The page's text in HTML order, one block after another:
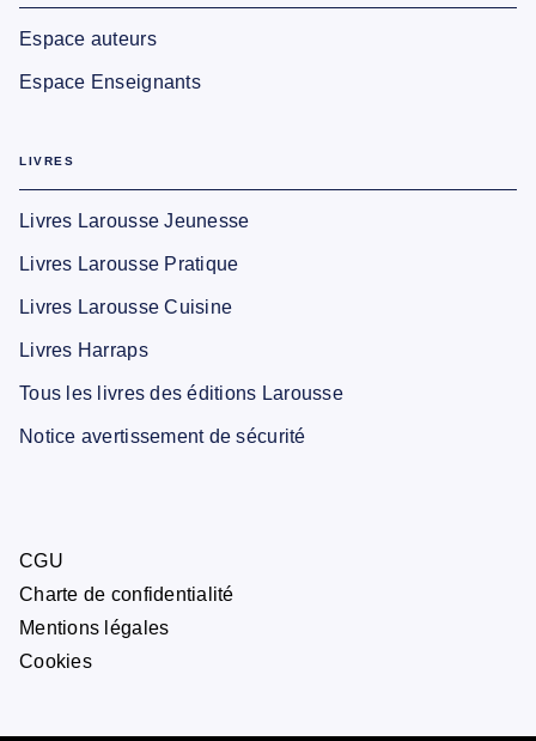
Espace auteurs
Espace Enseignants
LIVRES
Livres Larousse Jeunesse
Livres Larousse Pratique
Livres Larousse Cuisine
Livres Harraps
Tous les livres des éditions Larousse
Notice avertissement de sécurité
CGU
Charte de confidentialité
Mentions légales
Cookies